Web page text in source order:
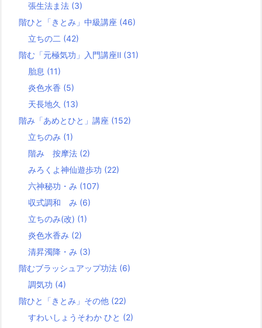
張生法ま法 (3)
階ひと「きとみ」中級講座 (46)
立ちの二 (42)
階む「元極気功」入門講座Ⅱ (31)
胎息 (11)
炎色水香 (5)
天長地久 (13)
階み「あめとひと」講座 (152)
立ちのみ (1)
階み 按摩法 (2)
みろくよ神仙遊歩功 (22)
六神秘功・み (107)
収式調和 み (6)
立ちのみ(改) (1)
炎色水香み (2)
清昇濁降・み (3)
階むブラッシュアップ功法 (6)
調気功 (4)
階ひと「きとみ」その他 (22)
すわいしょうそわか ひと (2)